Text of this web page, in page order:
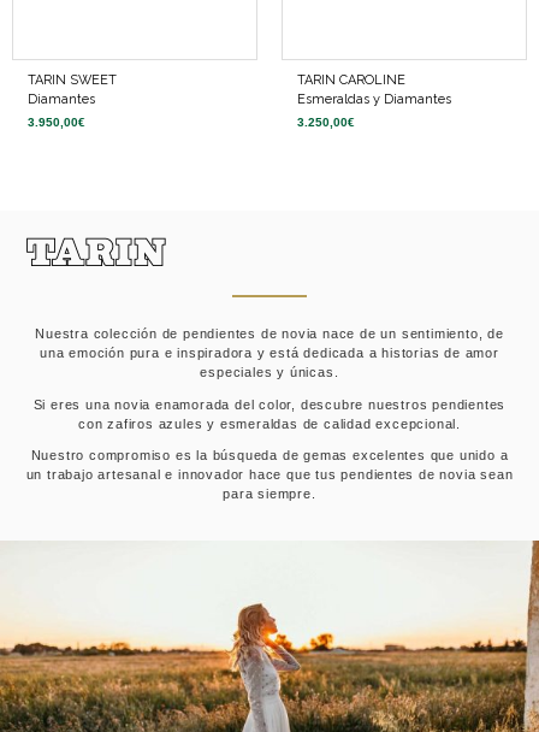
TARIN SWEET
Diamantes
3.950,00€
TARIN CAROLINE
Esmeraldas y Diamantes
3.250,00€
Nuestra colección de pendientes de novia nace de un sentimiento, de
una emoción pura e inspiradora y está dedicada a historias de amor
especiales y únicas.
Si eres una novia enamorada del color, descubre nuestros pendientes
con zafiros azules y esmeraldas de calidad excepcional.
Nuestro compromiso es la búsqueda de gemas excelentes que unido a
un trabajo artesanal e innovador hace que tus pendientes de novia sean
para siempre.